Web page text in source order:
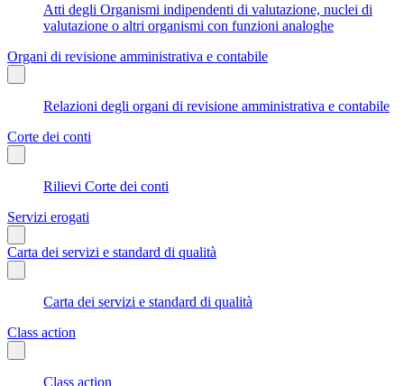
Atti degli Organismi indipendenti di valutazione, nuclei di
valutazione o altri organismi con funzioni analoghe
Organi di revisione amministrativa e contabile
Relazioni degli organi di revisione amministrativa e contabile
Corte dei conti
Rilievi Corte dei conti
Servizi erogati
Carta dei servizi e standard di qualità
Carta dei servizi e standard di qualità
Class action
Class action